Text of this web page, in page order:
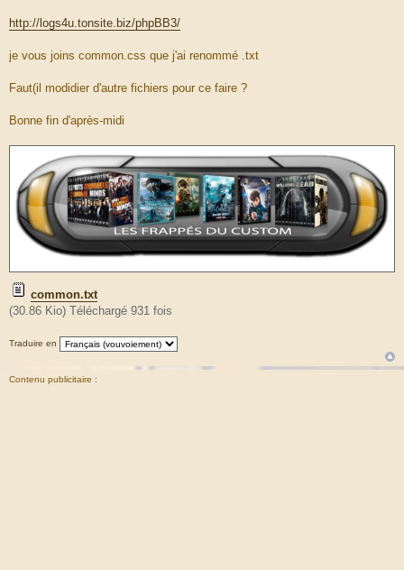
http://logs4u.tonsite.biz/phpBB3/
je vous joins common.css que j'ai renommé .txt
Faut(il modidier d'autre fichiers pour ce faire ?
Bonne fin d'après-midi
common.txt
(30.86 Kio) Téléchargé 931 fois
Traduire en
Contenu publicitaire :